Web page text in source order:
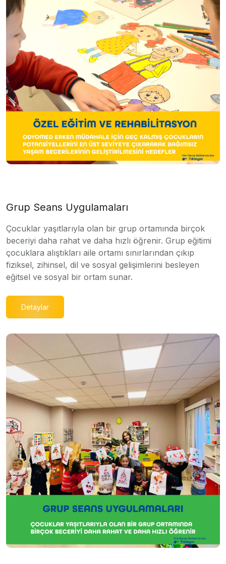
Grup Seans Uygulamaları
Çocuklar yaşıtlarıyla olan bir grup ortamında birçok
beceriyi daha rahat ve daha hızlı öğrenir. Grup eğitimi
çocuklara alıştıkları aile ortamı sınırlarından çıkıp
fiziksel, zihinsel, dil ve sosyal gelişimlerini besleyen
eğitsel ve sosyal bir ortam sunar.
Detaylar